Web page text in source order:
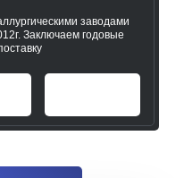
заводами
Заключаем годовые